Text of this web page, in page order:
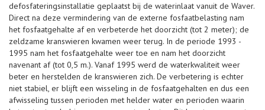
defosfateringsinstallatie geplaatst bij de waterinlaat vanuit de Waver.
Direct na deze vermindering van de externe fosfaatbelasting nam
het fosfaatgehalte af en verbeterde het doorzicht (tot 2 meter); de
zeldzame kranswieren kwamen weer terug. In de periode 1993 -
1995 nam het fosfaatgehalte weer toe en nam het doorzicht
navenant af (tot 0,5 m.). Vanaf 1995 werd de waterkwaliteit weer
beter en herstelden de kranswieren zich. De verbetering is echter
niet stabiel, er blijft een wisseling in de fosfaatgehalten en dus een
afwisseling tussen perioden met helder water en perioden waarin